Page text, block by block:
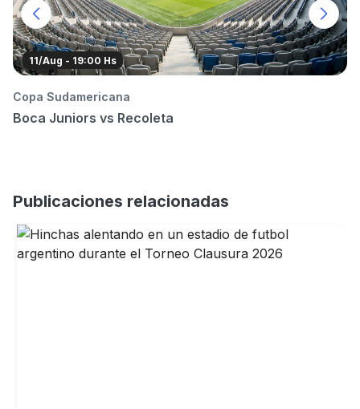
11/Aug - 19:00 Hs
Copa Sudamericana
Boca Juniors vs Recoleta
Publicaciones relacionadas